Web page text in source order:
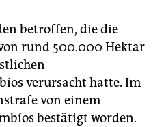
betroffen, die die
rund 500.000 Hektar
verursacht hatte. Im
von einem
bestätigt worden.